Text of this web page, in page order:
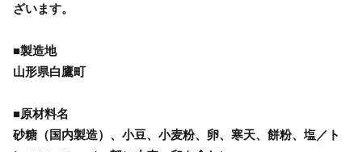
ざいます。
■製造地
山形県白鷹町
■原材料名
砂糖（国内製造）、小豆、小麦粉、卵、寒天、餅粉、塩／ト